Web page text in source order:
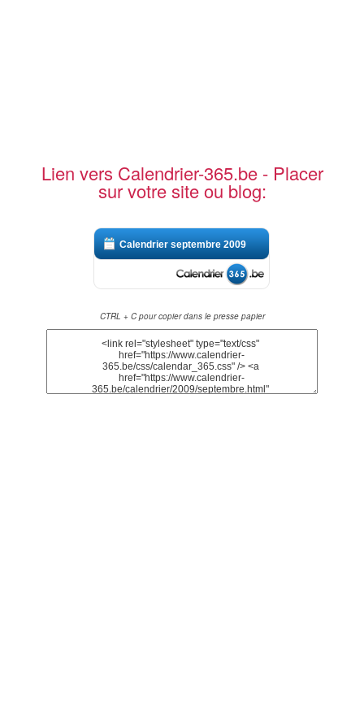
Lien vers Calendrier-365.be - Placer
sur votre site ou blog:
Calendrier septembre 2009
CTRL + C pour copier dans le presse papier